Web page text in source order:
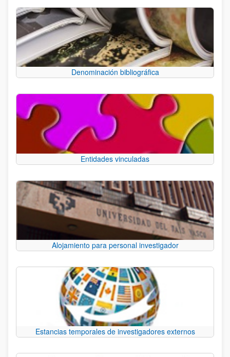
Denominación bibliográfica
Entidades vinculadas
Alojamiento para personal investigador
Estancias temporales de investigadores externos